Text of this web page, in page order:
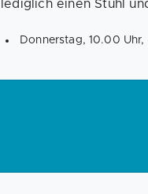
lediglich einen Stuhl
Donnerstag, 10.00